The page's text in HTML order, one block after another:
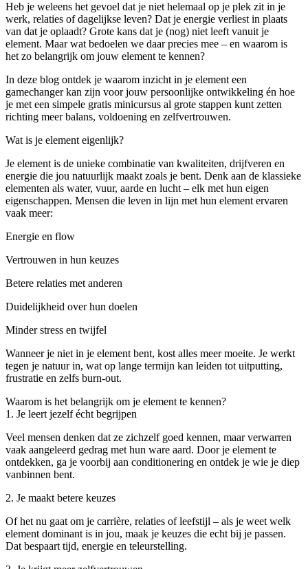
Heb je weleens het gevoel dat je niet helemaal op je plek zit in je
werk, relaties of dagelijkse leven? Dat je energie verliest in plaats
van dat je oplaadt? Grote kans dat je (nog) niet leeft vanuit je
element. Maar wat bedoelen we daar precies mee – en waarom is
het zo belangrijk om jouw element te kennen?
In deze blog ontdek je waarom inzicht in je element een
gamechanger kan zijn voor jouw persoonlijke ontwikkeling én hoe
je met een simpele gratis minicursus al grote stappen kunt zetten
richting meer balans, voldoening en zelfvertrouwen.
Wat is je element eigenlijk?
Je element is de unieke combinatie van kwaliteiten, drijfveren en
energie die jou natuurlijk maakt zoals je bent. Denk aan de klassieke
elementen als water, vuur, aarde en lucht – elk met hun eigen
eigenschappen. Mensen die leven in lijn met hun element ervaren
vaak meer:
Energie en flow
Vertrouwen in hun keuzes
Betere relaties met anderen
Duidelijkheid over hun doelen
Minder stress en twijfel
Wanneer je niet in je element bent, kost alles meer moeite. Je werkt
tegen je natuur in, wat op lange termijn kan leiden tot uitputting,
frustratie en zelfs burn-out.
Waarom is het belangrijk om je element te kennen?
1. Je leert jezelf écht begrijpen
Veel mensen denken dat ze zichzelf goed kennen, maar verwarren
vaak aangeleerd gedrag met hun ware aard. Door je element te
ontdekken, ga je voorbij aan conditionering en ontdek je wie je diep
vanbinnen bent.
2. Je maakt betere keuzes
Of het nu gaat om je carrière, relaties of leefstijl – als je weet welk
element dominant is in jou, maak je keuzes die echt bij je passen.
Dat bespaart tijd, energie en teleurstelling.